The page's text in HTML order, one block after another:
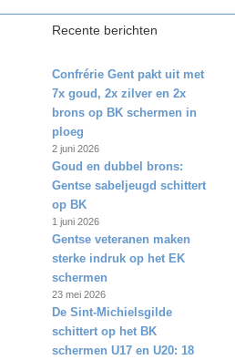
Recente berichten
Confrérie Gent pakt uit met
7x goud, 2x zilver en 2x
brons op BK schermen in
ploeg
2 juni 2026
Goud en dubbel brons:
Gentse sabeljeugd schittert
op BK
1 juni 2026
Gentse veteranen maken
sterke indruk op het EK
schermen
23 mei 2026
De Sint‑Michielsgilde
schittert op het BK
schermen U17 en U20: 18